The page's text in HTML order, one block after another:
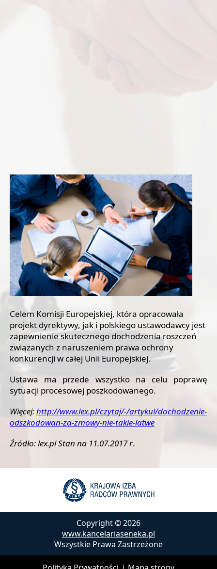
Celem Komisji Europejskiej, która opracowała
projekt dyrektywy, jak i polskiego ustawodawcy jest
zapewnienie skutecznego dochodzenia roszczeń
związanych z naruszeniem prawa ochrony
konkurencji w całej Unii Europejskiej.
Ustawa ma przede wszystko na celu poprawę
sytuacji procesowej poszkodowanego.
Więcej:http://www.lex.pl/czytaj/-/artykul/dochodzenie-
odszkodowan-za-zmowy-nie-takie-latwe
Źródło: lex.pl Stan na 11.07.2017 r.
Copyright ©2026
www.kancelariaseneka.pl
Wszystkie Prawa Zastrzeżone